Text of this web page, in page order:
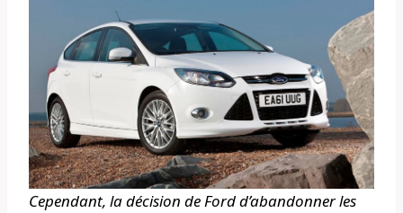
Cependant, la décision de Ford d’abandonner les